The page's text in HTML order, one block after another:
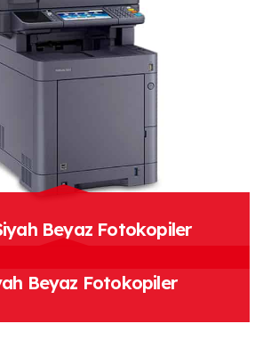
Beyaz Fotokopiler
Beyaz Fotokopiler